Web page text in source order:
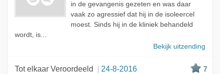
in de gevangenis gezeten en was daar
vaak zo agressief dat hij in de isoleercel
moest. Sinds hij in de kliniek behandeld
wordt, is...
Bekijk uitzending
Tot elkaar Veroordeeld 24-8-2016 7